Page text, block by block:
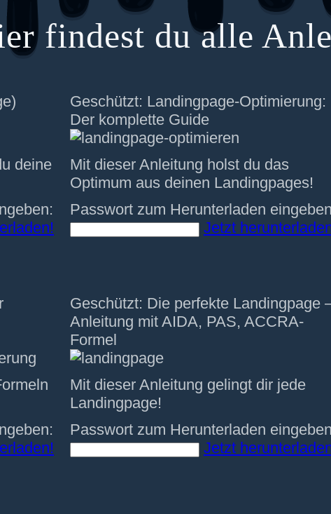
findest du alle
deine
Geschützt: Landingpage-Optimierung:
Der komplette Guide
Mit dieser Anleitung holst du das
Optimum aus deinen Landingpages!
Passwort zum Herunterladen
Jetzt
Geschützt: Die perfekte Landingpage
Anleitung mit AIDA, PAS, ACCRA-
Formel
Mit dieser Anleitung gelingt dir jede
Landingpage!
Passwort zum Herunterladen
Jetzt